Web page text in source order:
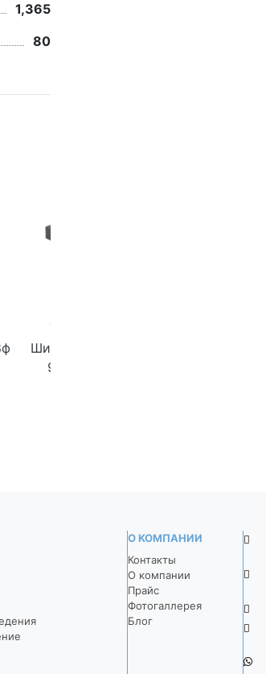
1,365
80
Тротуарная плитка
Широкоформатная 9П8ф
900*300*80 Темно-
О КОМПАНИИ
Контакты
О компании
Прайс
Фотогаллерея
Блог